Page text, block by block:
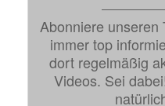
Abonniere unseren
immer top
dort regelmäßig
Videos. Sei